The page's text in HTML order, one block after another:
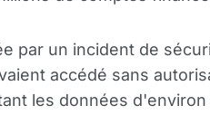
par un incident de
accédé sans
les données d'environ